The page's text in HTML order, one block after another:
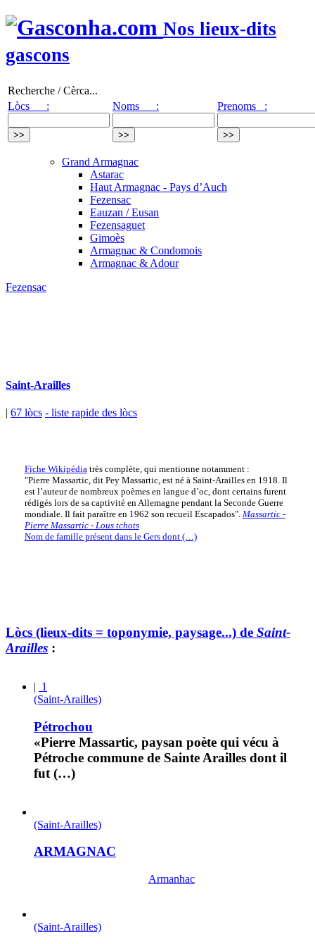
Nos lieux-dits
gascons
Recherche / Cèrca...
Lòcs :
Noms : Prenoms :
Grand Armagnac
Astarac
Haut Armagnac - Pays d’Auch
Fezensac
Eauzan / Eusan
Fezensaguet
Gimoès
Armagnac & Condomois
Armagnac & Adour
Fezensac
Saint-Arailles
| 67 lòcs - liste rapide des lòcs
Fiche Wikipédiatrès complète, qui mentionne notamment :
"Pierre Massartic, dit Pey Massartic, est né à Saint-Arailles en 1918. Il
est l’auteur de nombreux poèmes en langue d’oc, dont certains furent
rédigés lors de sa captivité en Allemagne pendant la Seconde Guerre
mondiale. Il fait paraître en 1962 son recueil Escapados". Massartic -
Pierre Massartic - Lous tchots
Nom de famille présent dans le Gers dont (…)
Lòcs (lieux-dits = toponymie, paysage...) de Saint-
Arailles :
| 1
(Saint-Arailles)
Pétrochou
«Pierre Massartic, paysan poète qui vécu à
Pétroche commune de Sainte Arailles dont il
fut (…)
(Saint-Arailles)
ARMAGNAC
Armanhac
(Saint-Arailles)